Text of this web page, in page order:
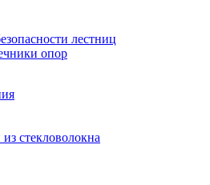
лестниц
опор
стекловолокна